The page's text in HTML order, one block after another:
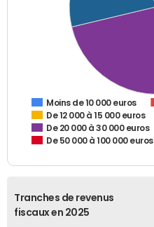
Moins de 10 000 euros
De 12 000 à 15 000 euros
De 20 000 à 30 000 euros
De 50 000 à 100 000 euros
Tranches de revenus
fiscaux en 2025